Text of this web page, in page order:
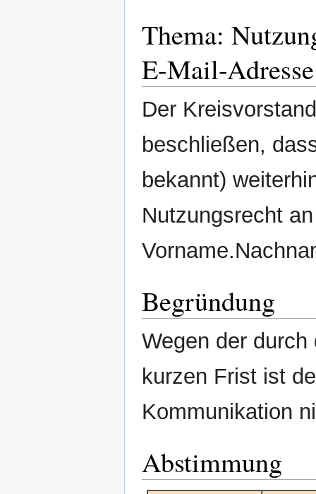
Thema:
E-Mail-Adresse
Der
beschließen,
bekannt)
Nutzungsrecht
Begründung
Wegen der
kurzen Frist ist
Kommunikation
Abstimmung